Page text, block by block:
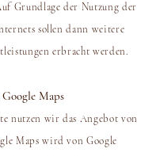
Grundlage der Nutzung der
sollen dann weitere
erbracht werden.
Maps
nutzen wir das Angebot von
Maps wird von Google